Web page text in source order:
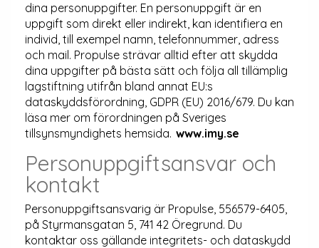
dina personuppgifter. En personuppgift är en
uppgift som direkt eller indirekt, kan identifiera en
individ, till exempel namn, telefonnummer, adress
och mail. Propulse strävar alltid efter att skydda
dina uppgifter på bästa sätt och följa all tillämplig
lagstiftning utifrån bland annat EU:s
dataskyddsförordning, GDPR (EU) 2016/679. Du kan
läsa mer om förordningen på Sveriges
tillsynsmyndighets hemsida. www.imy.se
Personuppgiftsansvar och
kontakt
Personuppgiftsansvarig är Propulse, 556579-6405,
på Styrmansgatan 5, 741 42 Öregrund. Du
kontaktar oss gällande integritets- och dataskydd